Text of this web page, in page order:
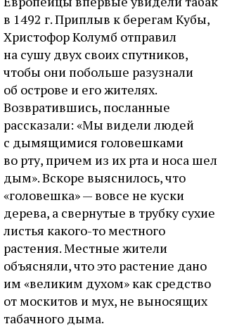
в 1492 г. Приплыв к берегам Кубы,
Христофор Колумб отправил
на сушу двух своих спутников,
чтобы они побольше разузнали
об острове и его жителях.
Возвратившись, посланные
рассказали: «Мы видели людей
с дымящимися головешками
во рту, причем из их рта и носа шел
дым». Вскоре выяснилось, что
«головешка» — вовсе не куски
дерева, а свернутые в трубку сухие
листья какого-то местного
растения. Местные жители
объясняли, что это растение дано
им «великим духом» как средство
от москитов и мух, не выносящих
табачного дыма.